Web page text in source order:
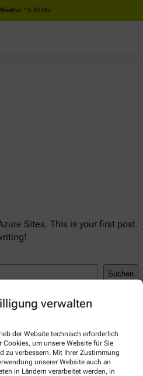
verwalten
der Website technisch erforderlich
um unsere Website für Sie
zu verbessern. Mit Ihrer Zustimmung
unserer Website auch an
in Ländern verarbeitet werden, in
bis 18:30 Uhr
Sites. This is your first post.
Suchen
zuHello world!